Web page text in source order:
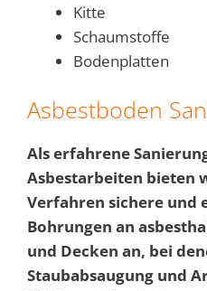
Kitte
Schaumstoffe
Bodenplatten
Asbestboden
Als erfahrene
Asbestarbeiten bieten
Verfahren sichere und
Bohrungen an
und Decken an, bei
Staubabsaugung und